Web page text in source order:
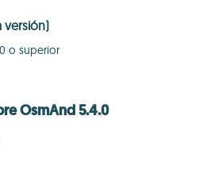
versión)
o superior
OsmAnd 5.4.0